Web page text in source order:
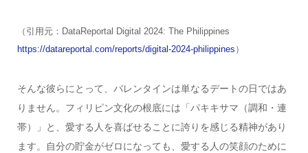
（引用元：DataReportal Digital 2024: The Philippines
https://datareportal.com/reports/digital-2024-philippines ）
そんな彼らにとって、バレンタインは単なるデートの日ではあ
りません。フィリピン文化の根底には「パキキサマ（調和・連
帯）」と、愛する人を喜ばせることに誇りを感じる精神があり
ます。自分の貯金がゼロになっても、愛する人の笑顔のために